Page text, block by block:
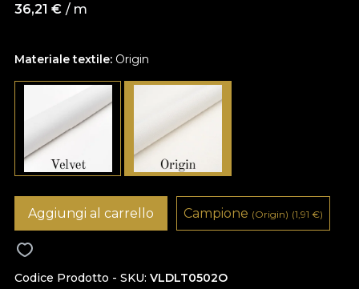
Materiale textile: Origin
36,21 € / m
Codice Prodotto - SKU VLDLT0502O
Aggiungi al carrello Campione (Origin) (1,91 €)